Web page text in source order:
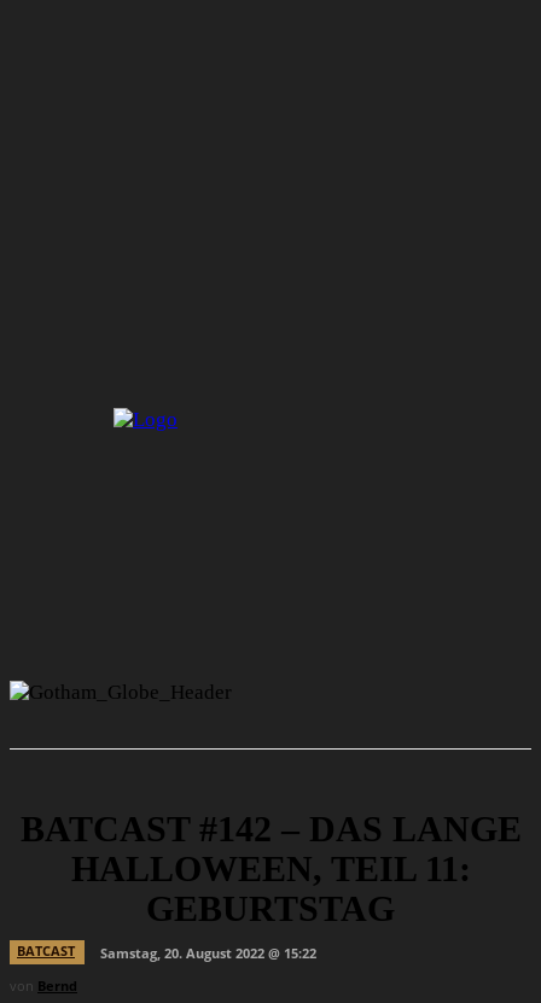
BATCAST #142 – DAS LANGE
HALLOWEEN, TEIL 11:
GEBURTSTAG
BATCAST
Samstag, 20. August 2022 @ 15:22
von Bernd